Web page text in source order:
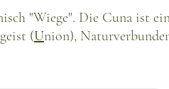
"Wiege". Die Cuna ist
(Union),